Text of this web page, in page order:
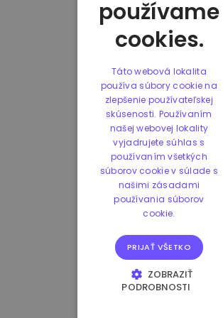
používame
cookies.
Táto webová lokalita
používa súbory cookie na
zlepšenie používateľskej
skúsenosti. Používaním
našej webovej lokality
vyjadrujete súhlas s
používaním všetkých
súborov cookie v súlade s
našimi zásadami
používania súborov
cookie.
PRIJAŤ VŠETKO
ZOBRAZIŤ
PODROBNOSTI